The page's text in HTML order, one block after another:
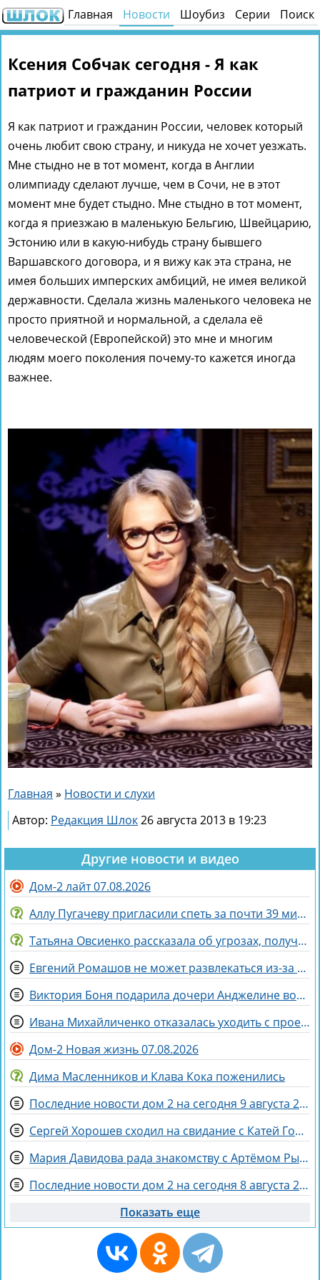
Главная Новости Шоубиз Серии Поиск
Ксения Собчак сегодня - Я как
патриот и гражданин России
Я как патриот и гражданин России, человек который
очень любит свою страну, и никуда не хочет уезжать.
Мне стыдно не в тот момент, когда в Англии
олимпиаду сделают лучше, чем в Сочи, не в этот
момент мне будет стыдно. Мне стыдно в тот момент,
когда я приезжаю в маленькую Бельгию, Швейцарию,
Эстонию или в какую-нибудь страну бывшего
Варшавского договора, и я вижу как эта страна, не
имея больших имперских амбиций, не имея великой
державности. Сделала жизнь маленького человека не
просто приятной и нормальной, а сделала её
человеческой (Европейской) это мне и многим
людям моего поколения почему-то кажется иногда
важнее.
Главная » Новости и слухи
Автор: Редакция Шлок26 августа 2013 в 19:23
Другие новости и видео
Дом-2 лайт 07.08.2026
Аллу Пугачеву пригласили спеть за почти 39 миллионов рублей
Татьяна Овсиенко рассказала об угрозах, полученных мамой
Евгений Ромашов не может развлекаться из-за беременности жены Анастасии
Виктория Боня подарила дочери Анджелине волшебного коня
Ивана Михайличенко отказалась уходить с проекта за Алексеем Адеевым
Дом-2 Новая жизнь 07.08.2026
Дима Масленников и Клава Кока поженились
Последние новости дом 2 на сегодня 9 августа 2026
Сергей Хорошев сходил на свидание с Катей Гориной
Мария Давидова рада знакомству с Артёмом Рышковским на доме 2
Последние новости дом 2 на сегодня 8 августа 2026
Показать еще